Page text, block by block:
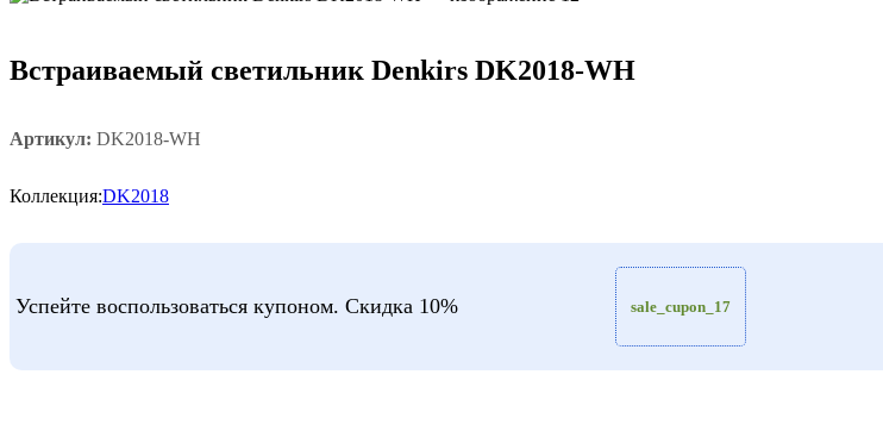
Встраиваемый светильник Denkirs DK2018-WH
Артикул: DK2018-WH
Коллекция:DK2018
Успейте воспользоваться купоном. Скидка 10% sale_cupon_17